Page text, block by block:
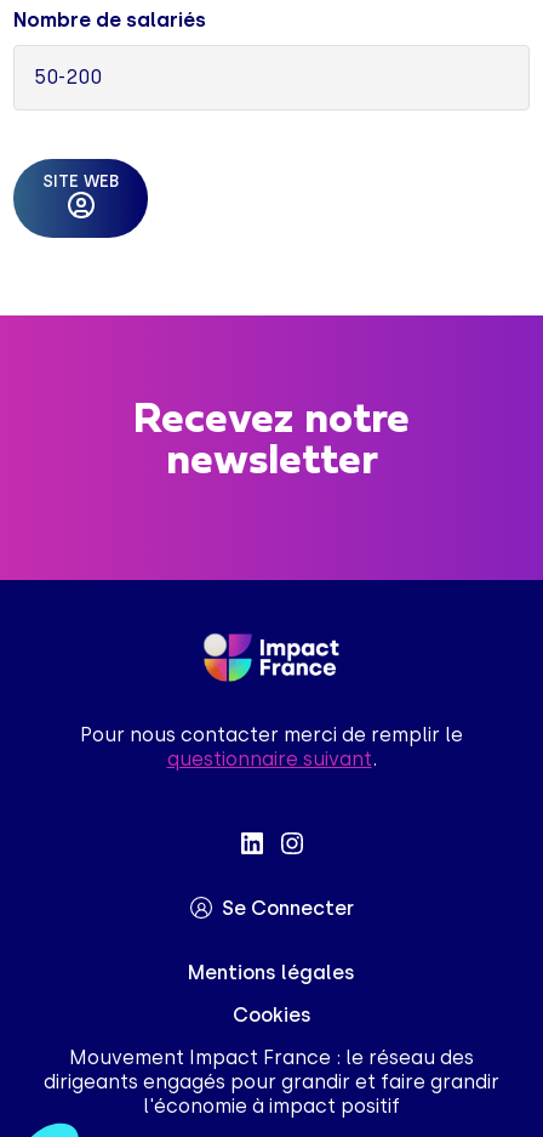
Nombre de salariés
50-200
SITE WEB
Recevez notre
newsletter
Pour nous contacter merci de remplir le
questionnaire suivant.
Se Connecter
Mentions légales
Cookies
Mouvement Impact France : le réseau des
dirigeants engagés pour grandir et faire grandir
l'économie à impact positif